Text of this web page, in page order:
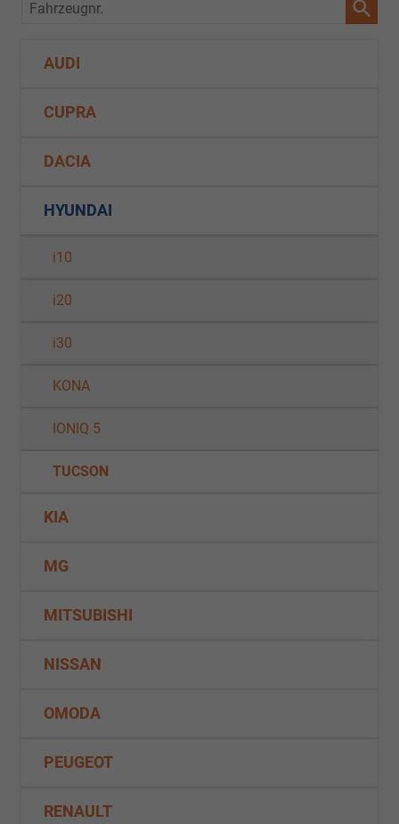
Fahrzeugnr.
AUDI
CUPRA
DACIA
HYUNDAI
i10
i20
i30
KONA
IONIQ 5
TUCSON
KIA
MG
MITSUBISHI
NISSAN
OMODA
PEUGEOT
RENAULT